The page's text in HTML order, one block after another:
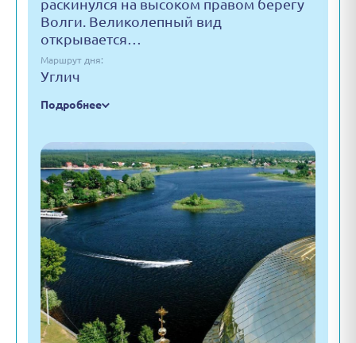
раскинулся на высоком правом берегу
Волги. Великолепный вид
открывается…
Маршрут дня:
Углич
Подробнее